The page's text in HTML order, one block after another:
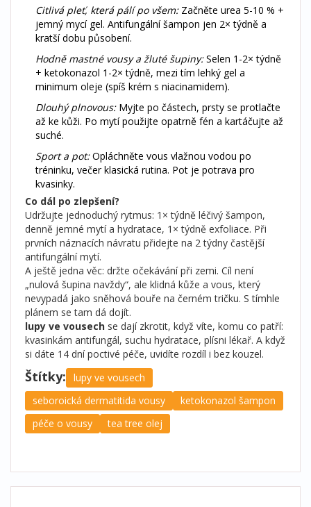
Citlivá pleť, která pálí po všem:Začněte urea 5-10 % +
jemný mycí gel. Antifungální šampon jen 2× týdně a
kratší dobu působení.
Hodně mastné vousy a žluté šupiny:Selen 1-2× týdně
+ ketokonazol 1-2× týdně, mezi tím lehký gel a
minimum oleje (spíš krém s niacinamidem).
Dlouhý plnovous:Myjte po částech, prsty se protlačte
až ke kůži. Po mytí použijte opatrně fén a kartáčujte až
suché.
Sport a pot:Opláchněte vous vlažnou vodou po
tréninku, večer klasická rutina. Pot je potrava pro
kvasinky.
Co dál po zlepšení?
Udržujte jednoduchý rytmus: 1× týdně léčivý šampon,
denně jemné mytí a hydratace, 1× týdně exfoliace. Při
prvních náznacích návratu přidejte na 2 týdny častější
antifungální mytí.
A ještě jedna věc: držte očekávání při zemi. Cíl není
„nulová šupina navždy“, ale klidná kůže a vous, který
nevypadá jako sněhová bouře na černém tričku. S tímhle
plánem se tam dá dojít.
lupy ve vousech se dají zkrotit, když víte, komu co patří:
kvasinkám antifungál, suchu hydratace, plísni lékař. A když
si dáte 14 dní poctivé péče, uvidíte rozdíl i bez kouzel.
Štítky:
lupy ve vousech
seboroická dermatitida vousy
ketokonazol šampon
péče o vousy
tea tree olej